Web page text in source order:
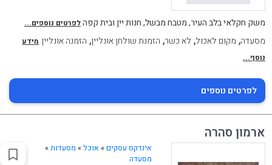
משק חקלאי בלב העיר, מטבח מבשל, חנות יין ובית קפהלפרטים נוספים...
מסעדה, מקום לאכול, לא כשר, הזמנת שולחן אונליין, הזמנה אונליין מידע
נוסף...
לפרטים נוספים
ארמון סהרה
אינדקס עסקים » אוכל» מסעדות»
מסעדה